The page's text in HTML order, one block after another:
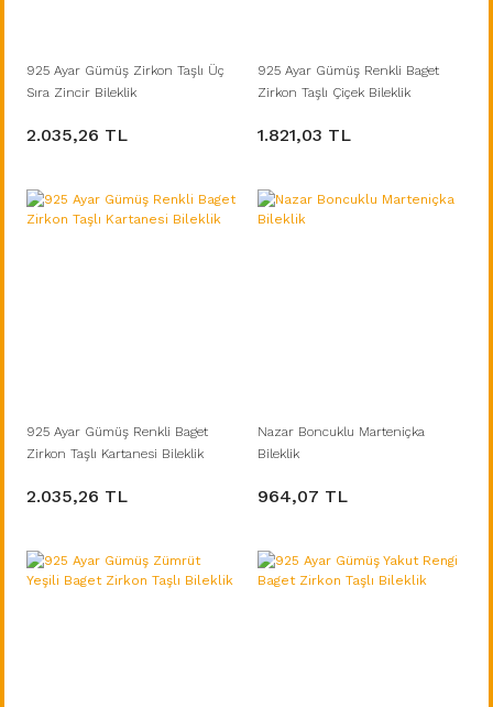
925 Ayar Gümüş Zirkon Taşlı Üç
Sıra Zincir Bileklik
2.035,26 TL
925 Ayar Gümüş Renkli Baget
Zirkon Taşlı Çiçek Bileklik
1.821,03 TL
925 Ayar Gümüş Renkli Baget
Zirkon Taşlı Kartanesi Bileklik
2.035,26 TL
Nazar Boncuklu Marteniçka
Bileklik
964,07 TL